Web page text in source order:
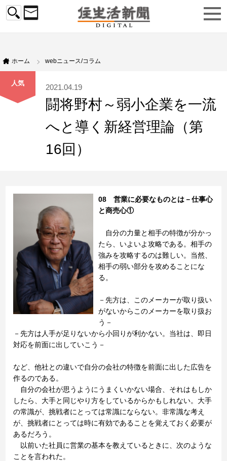
ホーム webニュース/コラム
人気 2021.04.19
闘将野村～弱小企業を一流
へと導く新経営理論（第
16回）
08 営業に必要なものとは－仕事心
と商売心①
自分の力量と相手の特徴が分かっ
たら、いよいよ攻略である。相手の
強みを攻略するのは難しい。当然、
相手の弱い部分を攻めることにな
る。
－先方は、このメーカーが取り扱い
がないからこのメーカーを取り扱お
う－
－先方は人手が足りないから小回りが利かない。当社は、即日
対応を前面に出していこう－
など、他社との違いで自分の会社の特徴を前面に出した広告を
作るのである。
自分の会社が思うようにうまくいかない場合、それはもしか
したら、大手と同じやり方をしているからかもしれない。大手
の常識が、挑戦者にとっては常識にならない。非常識な考え
が、挑戦者にとっては時に有効であることを覚えておく必要が
あるだろう。
以前いた社員に営業の基本を教えているときに、次のような
ことを言われた。